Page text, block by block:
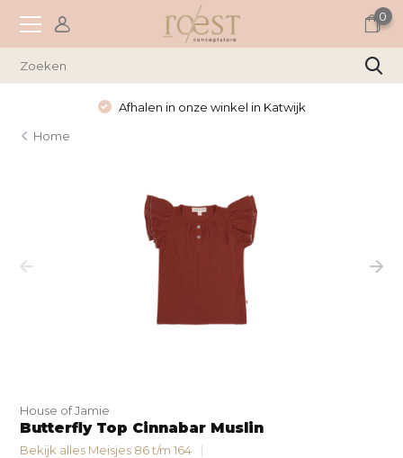
0
Afhalen in onze winkel in Katwijk
Home
House of Jamie
Butterfly Top Cinnabar Muslin
Bekijk alles Meisjes 86 t/m 164